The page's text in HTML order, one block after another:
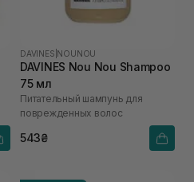
DAVINES NOUNOU
DAVINES Nou Nou Shampoo
75 мл
Питательный шампунь для
поврежденных волос
543₴